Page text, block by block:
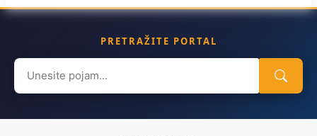
PRETRAŽITE PORTAL
Search
for: